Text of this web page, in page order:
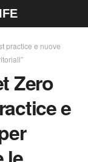
practice e nuove
Zero
e